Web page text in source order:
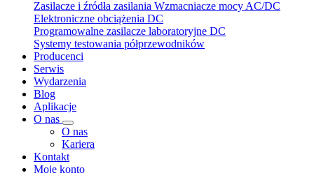
Zasilacze i źródła zasilania Wzmacniacze mocy AC/DC
Elektroniczne obciążenia DC
Programowalne zasilacze laboratoryjne DC
Systemy testowania półprzewodników
Producenci
Serwis
Wydarzenia
Blog
Aplikacje
O nas
O nas
Kariera
Kontakt
Moje konto